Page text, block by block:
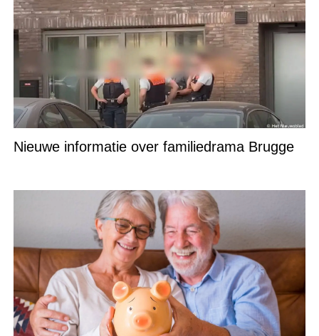
Nieuwe informatie over familiedrama Brugge